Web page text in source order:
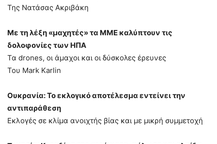
Της Νατάσας Ακριβάκη
Με τη λέξη «μαχητές» τα ΜΜΕ καλύπτουν τις
δολοφονίες των ΗΠΑ
Τα drones, οι άμαχοι και οι δύσκολες έρευνες
Του Mark Karlin
Ουκρανία: Το εκλογικό αποτέλεσμα εντείνει την
αντιπαράθεση
Εκλογές σε κλίμα ανοιχτής βίας και με μικρή συμμετοχή